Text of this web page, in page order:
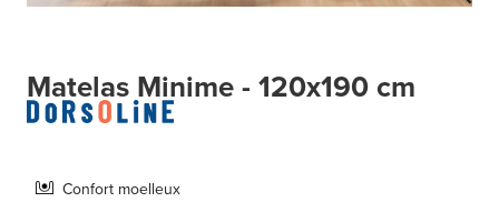
Matelas Minime - 120x190 cm
Confort moelleux